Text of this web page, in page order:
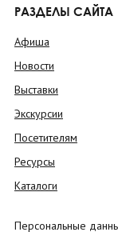
РАЗДЕЛЫ САЙТА
Афиша
Новости
Выставки
Экскурсии
Посетителям
Ресурсы
Каталоги
Персональные